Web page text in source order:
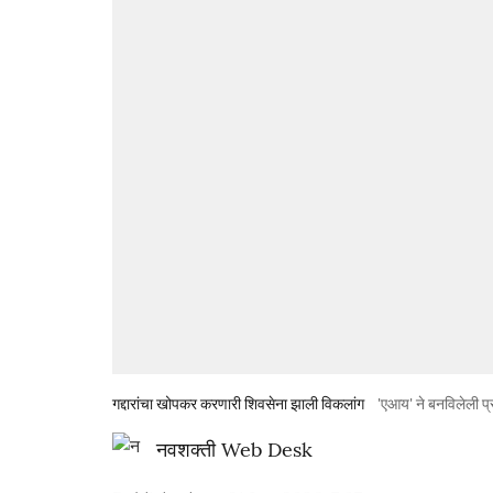
गद्दारांचा खोपकर करणारी शिवसेना झाली विकलांग 'एआय' ने बनविलेली
नवशक्ती Web Desk